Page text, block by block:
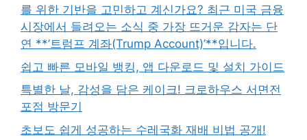
를 위한 기반을 고민하고 계신가요? 최근 미국 금융
시장에서 들려오는 소식 중 가장 뜨거운 감자는 단
연 **’트럼프 계좌(Trump Account)’**입니다.
쉽고 빠른 모바일 뱅킹, 앱 다운로드 및 설치 가이드
특별한 날, 감성을 담은 케이크! 크로하우스 서면전
포점 방문기
초보도 쉽게 성공하는 수레국화 재배 비법 공개!